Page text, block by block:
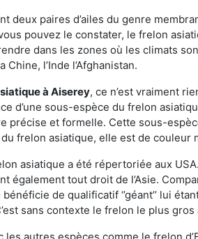
deux paires d’ailes du genre
pouvez le constater, le frelon
dans les zones où les climats
l’Inde l’Afghanistan.
à Aiserey, ce n’est vraiment
d’une sous-espèce du frelon
précise et formelle. Cette sous-
frelon asiatique, elle est de couleur
asiatique a été répertoriée aux
également tout droit de l’Asie.
de qualificatif ‘’géant’’ lui
sans contexte le frelon le plus